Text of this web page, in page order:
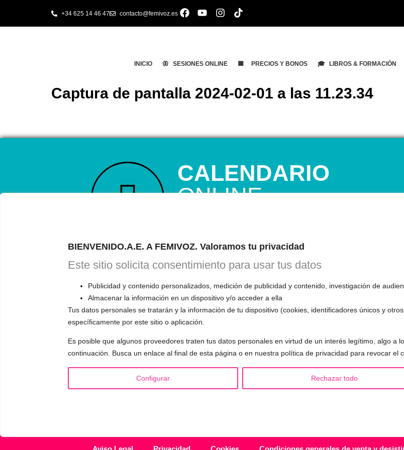
BIENVENIDO.A.E. A FEMIVOZ. Valoramos tu privacidad
Este sitio solicita consentimiento para usar tus datos
Publicidad y contenido personalizados, medición de publicidad y contenido, investigación de
Almacenar la información en un dispositivo y/o acceder a ella
Tus datos personales se tratarán y la información de tu dispositivo (cookies, identificadores únicos y
específicamente por este sitio o aplicación.
Es posible que algunos proveedores traten tus datos personales en virtud de un interés legítimo, algo a
continuación. Busca un enlace al final de esta página o en nuestra política de privacidad para revocar el
Configurar Rechazar todo
+34 625 14 46 47 contacto@femivoz.es
INICIO 🦋 SESIONES ONLINE 🟨 PRECIOS Y BONOS 🎓 LIBROS & FORMACIÓN
Captura de pantalla 2024-02-01 a las 11.23.34
CALENDARIO
ONLINE
explicará cómo funciona el entrenamiento vocal y
responderá a todas tus preguntas.
INFORMACIÓN
¿Quién es Mariela Astudillo?
❓ Preguntas Frecuentes
VOCES LGBTQIA+ 🏳️‍🌈
▪️ Feminización de la voz
▪️ Masculinización de la voz
▪️ Dualización de la voz
▪️
▪️ Modificación
🟥 CIRUGÍA: